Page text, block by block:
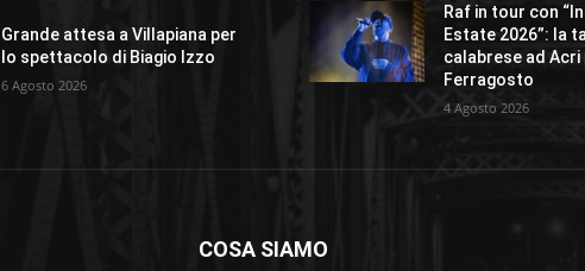
Grande attesa a Villapiana per
lo spettacolo di Biagio Izzo
6 Agosto 2026
Raf in tour con
Estate 2026”: la
calabrese ad Acri
Ferragosto
4 Agosto 2026
COSA SIAMO